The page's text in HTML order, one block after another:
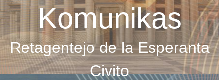
Komunikas
Retagentejo de la Esperanta
Civito